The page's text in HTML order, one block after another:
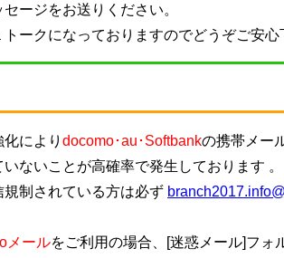
ージをお送りください。
トークになっておりますのでどうぞご安心
により docomo･au･Softbankの携帯メー
ないことが高確率で発生しております 。
制されている方は必ず
メールをご利用の場合、[迷惑メール]フォ